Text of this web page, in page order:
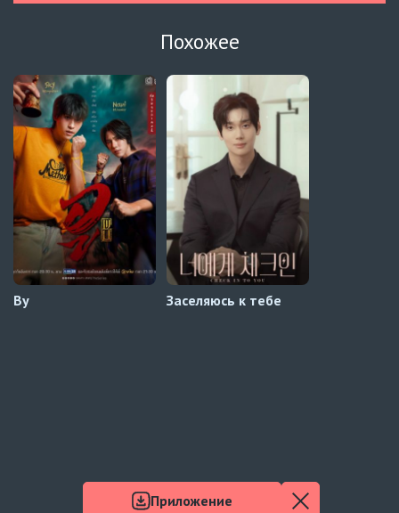
Огонь
5 серия
Автосабы русские / украинские
Край горизонта9 серия
Превью
Край горизонта8 серия
Автосабы русские / украинские
Похожее
Ву Заселяюсь к тебе
Приложение